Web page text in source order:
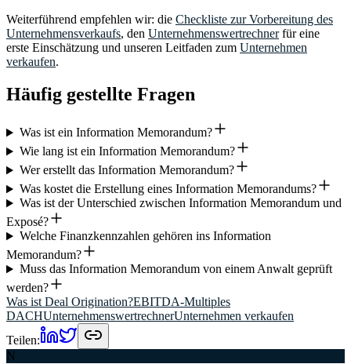
Weiterführend empfehlen wir: die Checkliste zur Vorbereitung des
Unternehmensverkaufs, den Unternehmenswertrechnerfür eine
erste Einschätzung und unseren Leitfaden zum Unternehmen
verkaufen.
Häufig gestellte Fragen
Was ist ein Information Memorandum?
Wie lang ist ein Information Memorandum?
Wer erstellt das Information Memorandum?
Was kostet die Erstellung eines Information Memorandums?
Was ist der Unterschied zwischen Information Memorandum und
Exposé?
Welche Finanzkennzahlen gehören ins Information
Memorandum?
Muss das Information Memorandum von einem Anwalt geprüft
werden?
Was ist Deal Origination?EBITDA-Multiples
DACHUnternehmenswertrechnerUnternehmen verkaufen
Teilen:
N